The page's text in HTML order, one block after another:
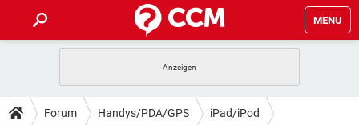
MENU
ANDROID IOS
TIPPS & TRICKS
Forum Handys/PDA/GPS iPad/iPod